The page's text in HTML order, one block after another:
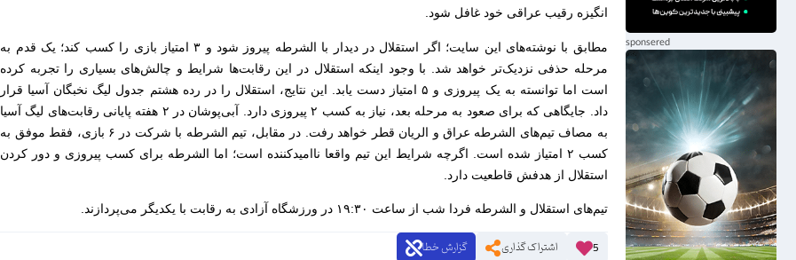
انگیزه رقیب عراقی خود غافل شود.
مطابق با نوشته‌های این سایت؛ اگر استقلال در دیدار با الشرطه پیروز شود و ۳ امتیاز بازی را کسب کند؛ یک قدم به
مرحله حذفی نزدیک‌تر خواهد شد. با وجود اینکه استقلال در این رقابت‌ها شرایط و چالش‌های بسیاری را تجربه کرده
است اما توانسته به یک پیروزی و ۵ امتیاز دست یابد. این نتایج، استقلال را در رده هشتم جدول لیگ نخبگان آسیا قرار
داد. جایگاهی که برای صعود به مرحله بعد، نیاز به کسب ۲ پیروزی دارد. آبی‌پوشان در ۲ هفته پایانی رقابت‌های لیگ آسیا
به مصاف تیم‌های الشرطه عراق و الریان قطر خواهد رفت.
در مقابل، تیم الشرطه با شرکت در ۶ بازی، فقط موفق به
کسب ۲ امتیاز شده است. اگرچه شرایط این تیم واقعا ناامید‌کننده است؛ اما الشرطه برای کسب پیروزی و دور کردن
استقلال از هدفش قاطعیت دارد.
تیم‌های استقلال و الشرطه فردا شب از ساعت ۱۹:۳۰ در ورزشگاه آزادی به رقابت با یکدیگر می‌پردازند.
5 اشتراک گذاری گزارش خطا